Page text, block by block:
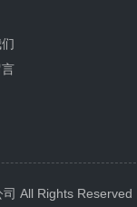
司 All Rights Reserved